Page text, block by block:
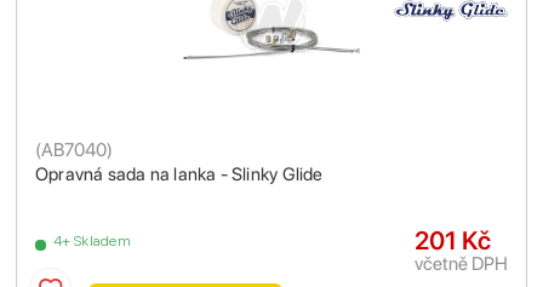
Opravná sada na lanka - Slinky Glide
(AB7040)
4+ Skladem 201 Kč
včetně DPH